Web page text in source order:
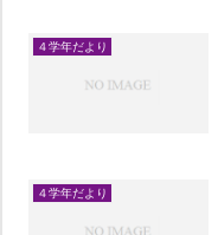
４学年だより
４学年だより